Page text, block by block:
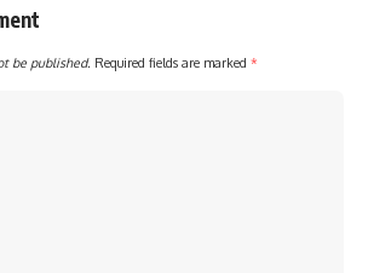
be published. Required fields are marked *